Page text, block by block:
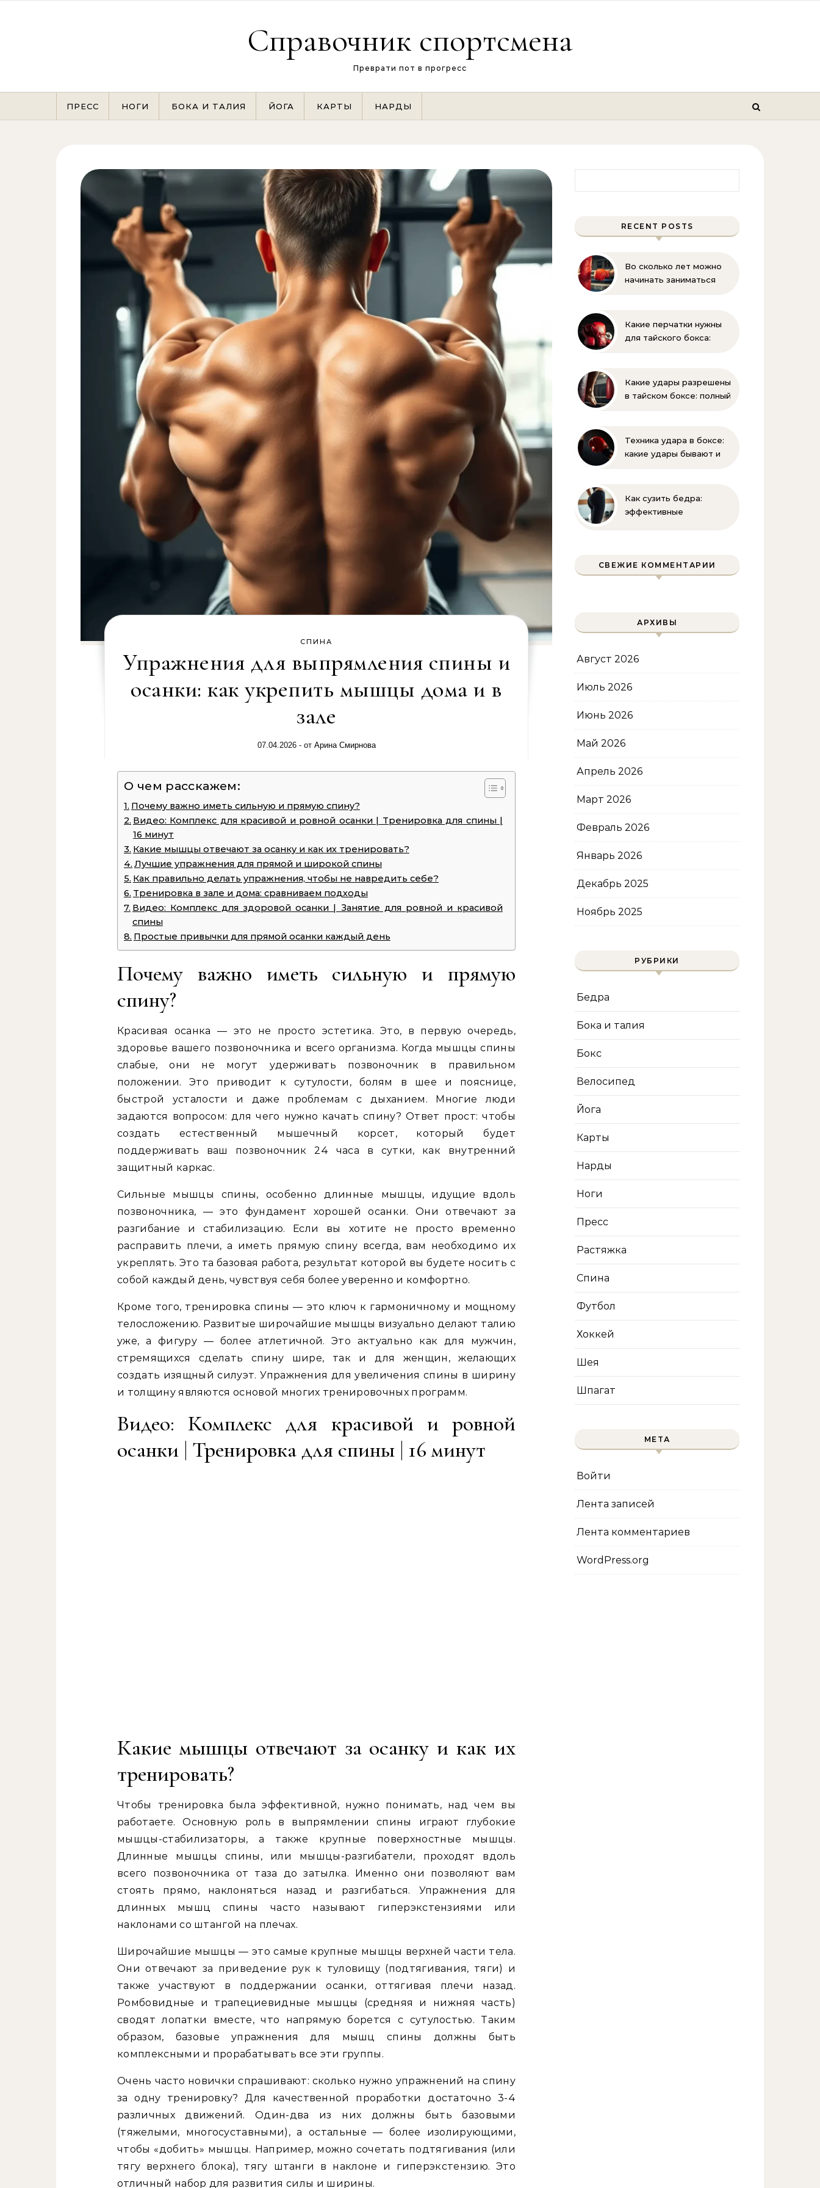
Справочник спортсмена
Преврати пот в прогресс
ПРЕСС НОГИ БОКА И ТАЛИЯ ЙОГА КАРТЫ НАРДЫ
СПИНА
Упражнения для выпрямления спины и
осанки: как укрепить мышцы дома и в
зале
07.04.2026 - от Арина Смирнова
О чем расскажем:
Почему важно иметь сильную и прямую спину?
Видео: Комплекс для красивой и ровной осанки | Тренировка для спины |
16 минут
Какие мышцы отвечают за осанку и как их тренировать?
Лучшие упражнения для прямой и широкой спины
Как правильно делать упражнения, чтобы не навредить себе?
Тренировка в зале и дома: сравниваем подходы
Видео: Комплекс для здоровой осанки | Занятие для ровной и красивой
спины
Простые привычки для прямой осанки каждый день
Почему важно иметь сильную и прямую
спину?
Красивая осанка — это не просто эстетика. Это, в первую очередь,
здоровье вашего позвоночника и всего организма. Когда мышцы спины
слабые, они не могут удерживать позвоночник в правильном
положении. Это приводит к сутулости, болям в шее и пояснице,
быстрой усталости и даже проблемам с дыханием. Многие люди
задаются вопросом: для чего нужно качать спину? Ответ прост: чтобы
создать естественный мышечный корсет, который будет
поддерживать ваш позвоночник 24 часа в сутки, как внутренний
защитный каркас.
Сильные мышцы спины, особенно длинные мышцы, идущие вдоль
позвоночника, — это фундамент хорошей осанки. Они отвечают за
разгибание и стабилизацию. Если вы хотите не просто временно
расправить плечи, а иметь прямую спину всегда, вам необходимо их
укреплять. Это та базовая работа, результат которой вы будете носить с
собой каждый день, чувствуя себя более уверенно и комфортно.
Кроме того, тренировка спины — это ключ к гармоничному и мощному
телосложению. Развитые широчайшие мышцы визуально делают талию
уже, а фигуру — более атлетичной. Это актуально как для мужчин,
стремящихся сделать спину шире, так и для женщин, желающих
создать изящный силуэт. Упражнения для увеличения спины в ширину
и толщину являются основой многих тренировочных программ.
Видео: Комплекс для красивой и ровной
осанки | Тренировка для спины | 16 минут
Какие мышцы отвечают за осанку и как их
тренировать?
Чтобы тренировка была эффективной, нужно понимать, над чем вы
работаете. Основную роль в выпрямлении спины играют глубокие
мышцы-стабилизаторы, а также крупные поверхностные мышцы.
Длинные мышцы спины, или мышцы-разгибатели, проходят вдоль
всего позвоночника от таза до затылка. Именно они позволяют вам
стоять прямо, наклоняться назад и разгибаться. Упражнения для
длинных мышц спины часто называют гиперэкстензиями или
наклонами со штангой на плечах.
Широчайшие мышцы — это самые крупные мышцы верхней части тела.
Они отвечают за приведение рук к туловищу (подтягивания, тяги) и
также участвуют в поддержании осанки, оттягивая плечи назад.
Ромбовидные и трапециевидные мышцы (средняя и нижняя часть)
сводят лопатки вместе, что напрямую борется с сутулостью. Таким
образом, базовые упражнения для мышц спины должны быть
комплексными и прорабатывать все эти группы.
Очень часто новички спрашивают: сколько нужно упражнений на спину
за одну тренировку? Для качественной проработки достаточно 3-4
различных движений. Один-два из них должны быть базовыми
(тяжелыми, многосуставными), а остальные — более изолирующими,
чтобы «добить» мышцы. Например, можно сочетать подтягивания (или
тягу верхнего блока), тягу штанги в наклоне и гиперэкстензию. Это
отличный набор для развития силы и ширины.
RECENT POSTS
Во сколько лет можно
начинать заниматься
советы тренеров
Какие перчатки нужны
для тайского бокса:
экипировки
Какие удары разрешены
в тайском боксе: полный
Техника удара в боксе:
какие удары бывают и
Как сузить бедра:
эффективные
СВЕЖИЕ КОММЕНТАРИИ
АРХИВЫ
Август 2026
Июль 2026
Июнь 2026
Май 2026
Апрель 2026
Март 2026
Февраль 2026
Январь 2026
Декабрь 2025
Ноябрь 2025
РУБРИКИ
Бедра
Бока и талия
Бокс
Велосипед
Йога
Карты
Нарды
Ноги
Пресс
Растяжка
Спина
Футбол
Хоккей
Шея
Шпагат
МЕТА
Войти
Лента записей
Лента комментариев
WordPress.org